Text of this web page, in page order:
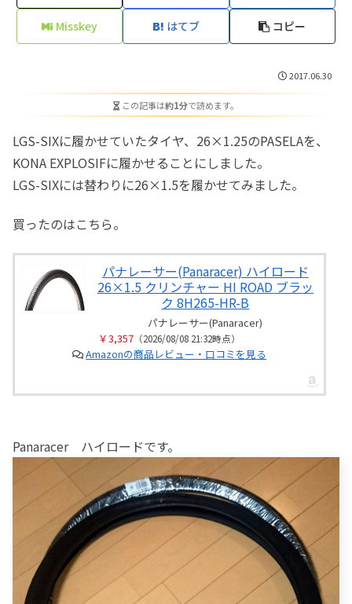
Misskey はてブ コピー
2017.06.30
この記事は約1分で読めます。
LGS-SIXに履かせていたタイヤ、26×1.25のPASELAを、
KONA EXPLOSIFに履かせることにしました。
LGS-SIXには替わりに26×1.5を履かせてみました。
買ったのはこちら。
パナレーサー(Panaracer) ハイロード
26×1.5 クリンチャー HI ROAD ブラッ
ク 8H265-HR-B
パナレーサー(Panaracer)
￥3,357 （2026/08/08 21:32時点）
Amazonの商品レビュー・口コミを見る
Panaracer ハイロードです。